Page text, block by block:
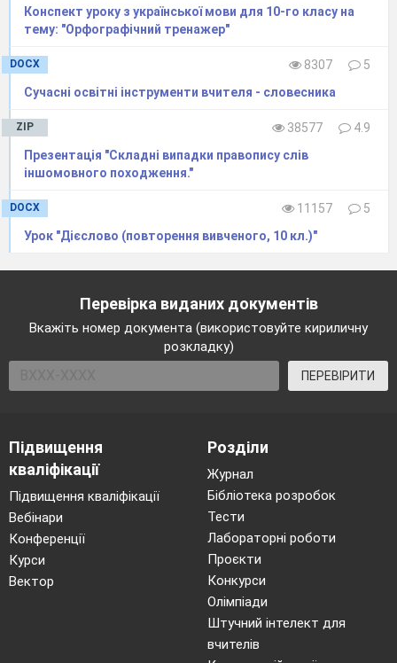
Прочитайте вислови ,
прокоментуйте один із них.
проаналізуйте синтаксичну структуру
речення .
«Займи позицію»
«Хто володіє інформацією , той
«так» чи «ні» .
Прокоментуй свою позицію .
Висновок : Молодій людині в
протягом усього життя .
Сенкан
актуальна, достовірна, корисна
Умій її знайти !
Світ медіа цікавий!
Домашнє завдання
( на вибір)
-Написати есе «Самоосвіта – шлях до успіху»
- створити публікацію «Світ інформації»
Конспект уроку з української мови для 10-го класу на
тему: "Орфографічний тренажер"
DOCX 8307
5
Сучасні освітні інструменти вчителя - словесника
ZIP 38577
4.9
Презентація "Складні випадки правопису слів
іншомовного походження."
DOCX 11157
5
Урок "Дієслово (повторення вивченого, 10 кл.)"
Перевірка виданих документів
Вкажіть номер документа (використовуйте кириличну
розкладку)
ПЕРЕВІРИТИ
Підвищення
кваліфікації
Підвищення кваліфікації
Вебінари
Конференції
Курси
Вектор
Розділи
Журнал
Бібліотека розробок
Тести
Лабораторні роботи
Проєкти
Конкурси
Олімпіади
Штучний інтелект для
вчителів